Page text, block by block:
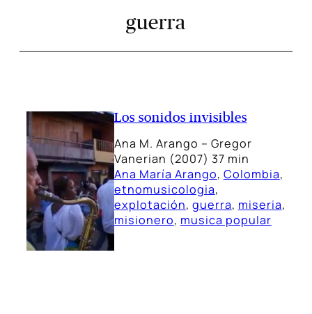
guerra
Los sonidos invisibles
Ana M. Arango – Gregor
Vanerian (2007) 37 min
Ana María Arango, Colombia
etnomusicologia
explotación, guerra, miseria
misionero, musica popular